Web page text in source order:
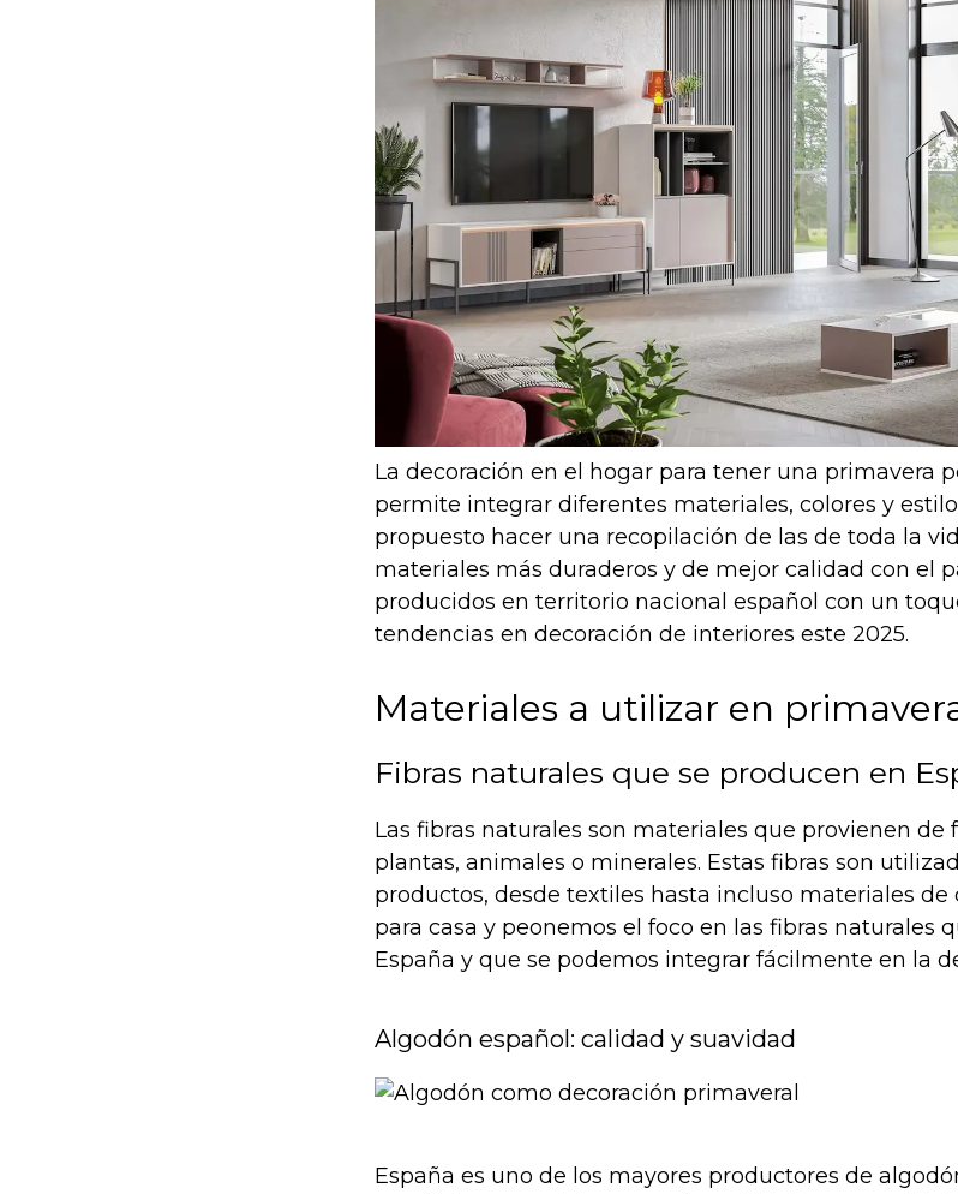
La decoración en el hogar para tener una primavera
permite integrar diferentes materiales, colores y
propuesto hacer una recopilación de las de toda la
materiales más duraderos y de mejor calidad con el
producidos en territorio nacional español con un
tendencias en decoración de interiores este 2025.
Materiales a utilizar en
Fibras naturales que se producen en
Las fibras naturales son materiales que provienen de
plantas, animales o minerales. Estas fibras son
productos, desde textiles hasta incluso materiales de
para casa y peonemos el foco en las fibras naturales
España y que se podemos integrar fácilmente en la
Algodón español: calidad y suavidad
España es uno de los mayores productores de